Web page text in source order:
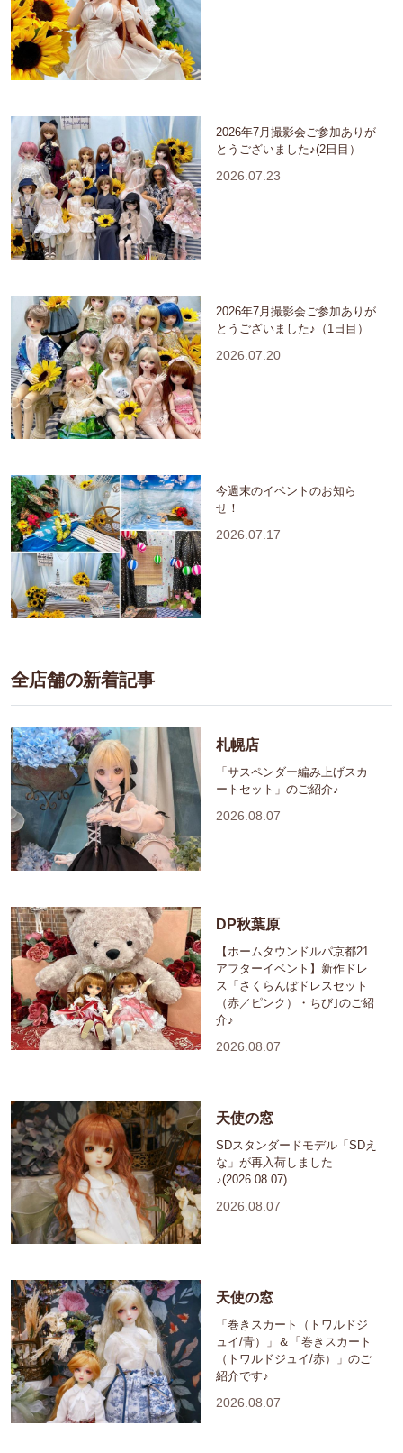
2026年7月撮影会ご参加ありが
とうございました♪(2日目）
2026.07.23
2026年7月撮影会ご参加ありが
とうございました♪（1日目）
2026.07.20
今週末のイベントのお知ら
せ！
2026.07.17
全店舗の新着記事
札幌店
「サスペンダー編み上げスカ
ートセット」のご紹介♪
2026.08.07
DP秋葉原
【ホームタウンドルパ京都21
アフターイベント】新作ドレ
ス「さくらんぼドレスセット
（赤／ピンク）・ちび｣のご紹
介♪
2026.08.07
天使の窓
SDスタンダードモデル「SDえ
な」が再入荷しました
♪(2026.08.07)
2026.08.07
天使の窓
「巻きスカート（トワルドジ
ュイ/青）」＆「巻きスカート
（トワルドジュイ/赤）」のご
紹介です♪
2026.08.07